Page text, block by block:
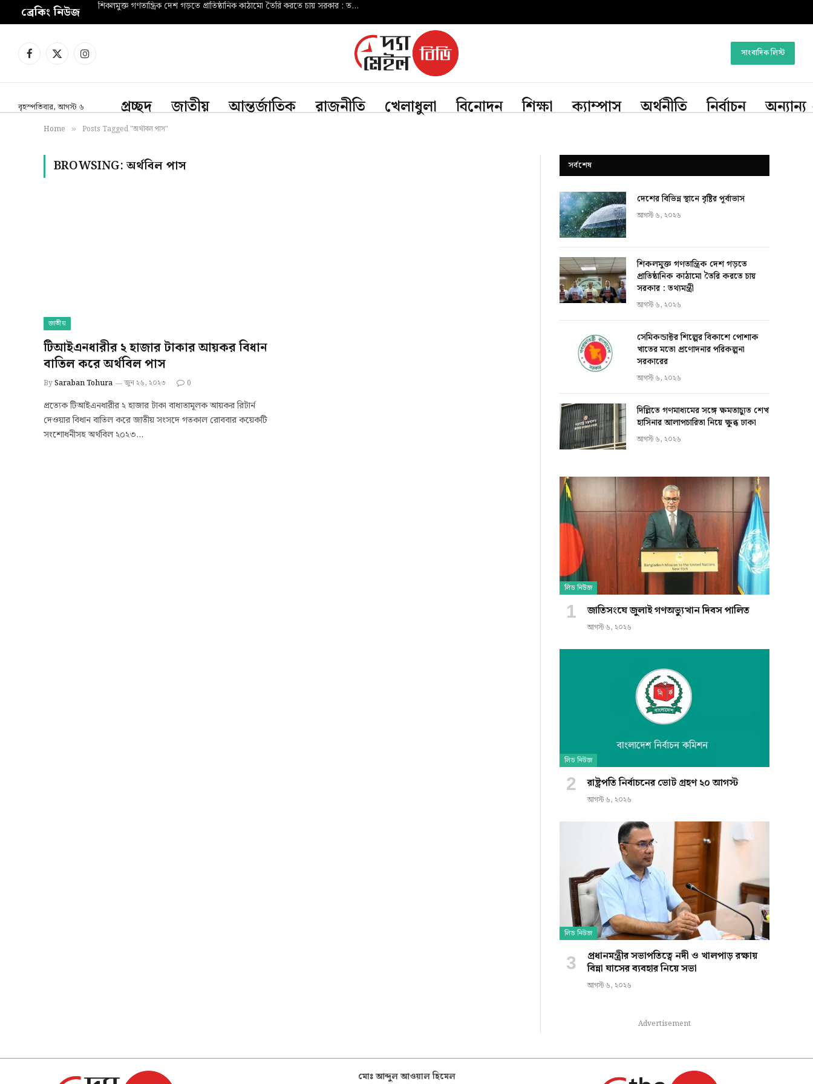
ব্রেকিং নিউজ শিকলমুক্ত গণতান্ত্রিক দেশ গড়তে প্রাতিষ্ঠানিক কাঠামো তৈরি করতে চায় সরকার : তথ্যমন্ত্রী
Facebook
X
Instagram সাংবাদিক লিস্ট
বৃহস্পতিবার, আগস্ট ৬ প্রচ্ছদ জাতীয় আন্তর্জাতিক রাজনীতি খেলাধুলা বিনোদন শিক্ষা ক্যাম্পাস অর্থনীতি নির্বাচন অন্যান্য
Home » Posts Tagged "অর্থবিল পাস"
BROWSING:অর্থবিল পাস
জাতীয়
টিআইএনধারীর ২ হাজার টাকার আয়কর বিধান
বাতিল করে অর্থবিল পাস
BySaraban Tohura জুন ২৬, ২০২৩ 0
প্রত্যেক টিআইএনধারীর ২ হাজার টাকা বাধ্যতামূলক আয়কর রিটার্ন
দেওয়ার বিধান বাতিল করে জাতীয় সংসদে গতকাল রোববার কয়েকটি
সংশোধনীসহ অর্থবিল ২০২৩…
সর্বশেষ
দেশের বিভিন্ন স্থানে বৃষ্টির পূর্বাভাস
আগস্ট ৬, ২০২৬
শিকলমুক্ত গণতান্ত্রিক দেশ গড়তে
প্রাতিষ্ঠানিক কাঠামো তৈরি করতে চায়
সরকার : তথ্যমন্ত্রী
আগস্ট ৬, ২০২৬
সেমিকন্ডাক্টর শিল্পের বিকাশে পোশাক
খাতের মতো প্রণোদনার পরিকল্পনা
সরকারের
আগস্ট ৬, ২০২৬
দিল্লিতে গণমাধ্যমের সঙ্গে ক্ষমতাচ্যুত শেখ
হাসিনার আলাপচারিতা নিয়ে ক্ষুব্ধ ঢাকা
আগস্ট ৬, ২০২৬
লিড নিউজ
জাতিসংঘে জুলাই গণঅভ্যুত্থান দিবস পালিত
আগস্ট ৬, ২০২৬
লিড নিউজ
রাষ্ট্রপতি নির্বাচনের ভোট গ্রহণ ২০ আগস্ট
আগস্ট ৬, ২০২৬
লিড নিউজ
প্রধানমন্ত্রীর সভাপতিত্বে নদী ও খালপাড় রক্ষায়
বিন্না ঘাসের ব্যবহার নিয়ে সভা
আগস্ট ৬, ২০২৬
Advertisement
মোঃ আব্দুল আওয়াল হিমেল